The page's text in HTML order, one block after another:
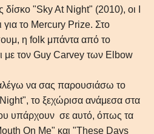
"Sky At Night" (2010), οι I
το Mercury Prize. Στο
η folk μπάντα από το
με τον Guy Carvey των Elbow
να σας παρουσιάσω το
το ξεχώρισα ανάμεσα στα
υπάρχουν σε αυτό, όπως τα
On Me" και "These Days